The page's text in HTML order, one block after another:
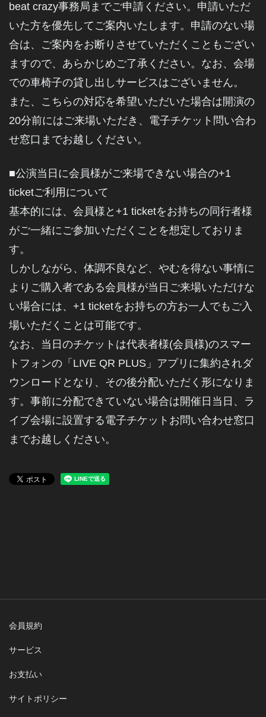
beat crazy事務局までご申請ください。申請いただ
いた方を優先してご案内いたします。申請のない場
合は、ご案内をお断りさせていただくこともござい
ますので、あらかじめご了承ください。なお、会場
での車椅子の貸し出しサービスはございません。
また、こちらの対応を希望いただいた場合は開演の
20分前にはご来場いただき、電子チケット問い合わ
せ窓口までお越しください。
■公演当日に会員様がご来場できない場合の+1
ticketご利用について
基本的には、会員様と+1 ticketをお持ちの同行者様
がご一緒にご参加いただくことを想定しておりま
す。
しかしながら、体調不良など、やむを得ない事情に
よりご購入者である会員様が当日ご来場いただけな
い場合には、+1 ticketをお持ちの方お一人でもご入
場いただくことは可能です。
なお、当日のチケットは代表者様(会員様)のスマー
トフォンの「LIVE QR PLUS」アプリに集約されダ
ウンロードとなり、その後分配いただく形になりま
す。事前に分配できていない場合は開催日当日、ラ
イブ会場に設置する電子チケットお問い合わせ窓口
までお越しください。
会員規約
サービス
お支払い
サイトポリシー